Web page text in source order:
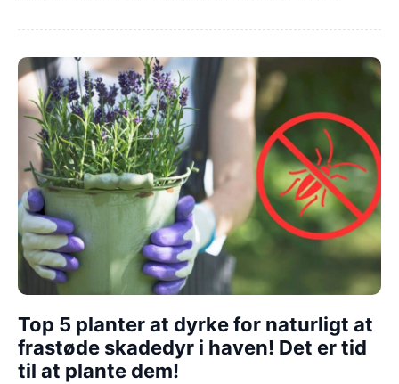
Top 5 planter at dyrke for naturligt at
frastøde skadedyr i haven! Det er tid
til at plante dem!